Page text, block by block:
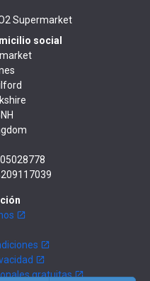
Supermarket
social
gratuitas